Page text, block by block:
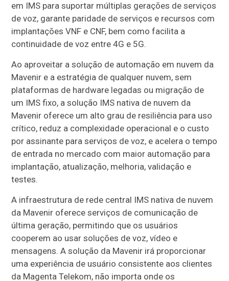
em IMS para suportar múltiplas gerações de serviços
de voz, garante paridade de serviços e recursos com
implantações VNF e CNF, bem como facilita a
continuidade de voz entre 4G e 5G.
Ao aproveitar a solução de automação em nuvem da
Mavenir e a estratégia de qualquer nuvem, sem
plataformas de hardware legadas ou migração de
um IMS fixo, a solução IMS nativa de nuvem da
Mavenir oferece um alto grau de resiliência para uso
crítico, reduz a complexidade operacional e o custo
por assinante para serviços de voz, e acelera o tempo
de entrada no mercado com maior automação para
implantação, atualização, melhoria, validação e
testes.
A infraestrutura de rede central IMS nativa de nuvem
da Mavenir oferece serviços de comunicação de
última geração, permitindo que os usuários
cooperem ao usar soluções de voz, vídeo e
mensagens. A solução da Mavenir irá proporcionar
uma experiência de usuário consistente aos clientes
da Magenta Telekom, não importa onde os